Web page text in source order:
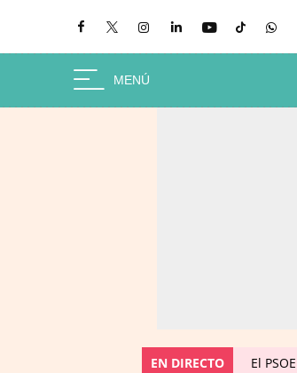
EN DIRECTO El